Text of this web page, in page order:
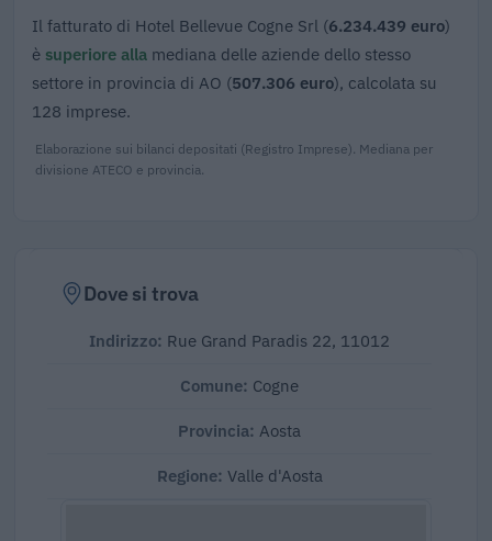
Il fatturato di Hotel Bellevue Cogne Srl (6.234.439 euro)
è superiore alla mediana delle aziende dello stesso
settore in provincia di AO (507.306 euro), calcolata su
128 imprese.
Elaborazione sui bilanci depositati (Registro Imprese). Mediana per
divisione ATECO e provincia.
Dove si trova
Indirizzo: Rue Grand Paradis 22, 11012
Comune: Cogne
Provincia: Aosta
Regione: Valle d'Aosta